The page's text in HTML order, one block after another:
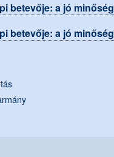
betevője: a jó
betevője: a jó